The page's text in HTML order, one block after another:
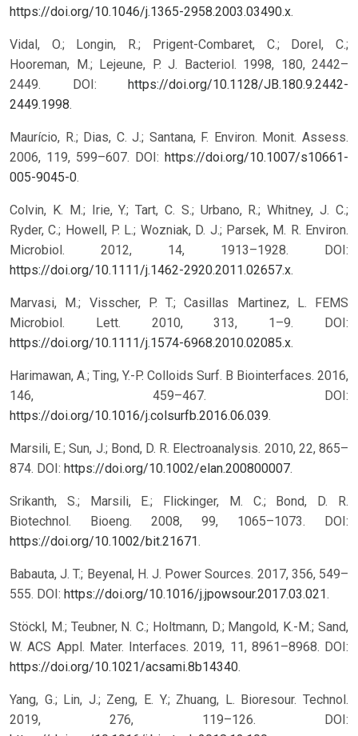
https://doi.org/10.1046/j.1365-2958.2003.03490.x.
Vidal, O.; Longin, R.; Prigent-Combaret, C.; Dorel, C.;
Hooreman, M.; Lejeune, P. J. Bacteriol. 1998, 180, 2442–
2449. DOI: https://doi.org/10.1128/JB.180.9.2442-
2449.1998.
Maurício, R.; Dias, C. J.; Santana, F. Environ. Monit. Assess.
2006, 119, 599–607. DOI: https://doi.org/10.1007/s10661-
005-9045-0.
Colvin, K. M.; Irie, Y.; Tart, C. S.; Urbano, R.; Whitney, J. C.;
Ryder, C.; Howell, P. L.; Wozniak, D. J.; Parsek, M. R. Environ.
Microbiol. 2012, 14, 1913–1928. DOI:
https://doi.org/10.1111/j.1462-2920.2011.02657.x.
Marvasi, M.; Visscher, P. T.; Casillas Martinez, L. FEMS
Microbiol. Lett. 2010, 313, 1–9. DOI:
https://doi.org/10.1111/j.1574-6968.2010.02085.x.
Harimawan, A.; Ting, Y.-P. Colloids Surf. B Biointerfaces. 2016,
146, 459–467. DOI:
https://doi.org/10.1016/j.colsurfb.2016.06.039.
Marsili, E.; Sun, J.; Bond, D. R. Electroanalysis. 2010, 22, 865–
874. DOI: https://doi.org/10.1002/elan.200800007.
Srikanth, S.; Marsili, E.; Flickinger, M. C.; Bond, D. R.
Biotechnol. Bioeng. 2008, 99, 1065–1073. DOI:
https://doi.org/10.1002/bit.21671.
Babauta, J. T.; Beyenal, H. J. Power Sources. 2017, 356, 549–
555. DOI: https://doi.org/10.1016/j.jpowsour.2017.03.021.
Stöckl, M.; Teubner, N. C.; Holtmann, D.; Mangold, K.-M.; Sand,
W. ACS Appl. Mater. Interfaces. 2019, 11, 8961–8968. DOI:
https://doi.org/10.1021/acsami.8b14340.
Yang, G.; Lin, J.; Zeng, E. Y.; Zhuang, L. Bioresour. Technol.
2019, 276, 119–126. DOI: